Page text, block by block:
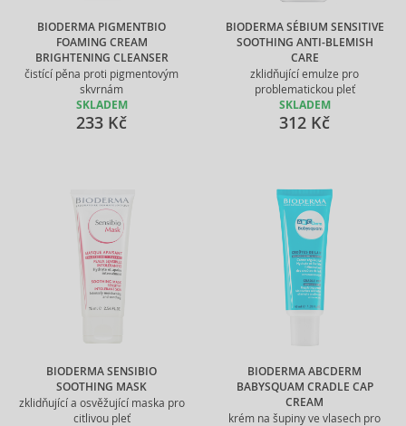
BIODERMA PIGMENTBIO
FOAMING CREAM
BRIGHTENING CLEANSER
čistící pěna proti pigmentovým
skvrnám
SKLADEM
233 Kč
BIODERMA SÉBIUM SENSITIVE
SOOTHING ANTI-BLEMISH
CARE
zklidňující emulze pro
problematickou pleť
SKLADEM
312 Kč
BIODERMA SENSIBIO
SOOTHING MASK
zklidňující a osvěžující maska pro
citlivou pleť
BIODERMA ABCDERM
BABYSQUAM CRADLE CAP
CREAM
krém na šupiny ve vlasech pro